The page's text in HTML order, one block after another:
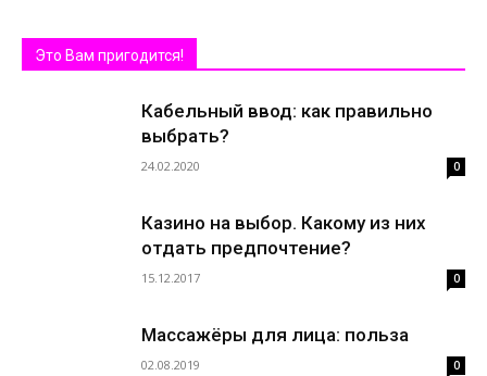
Это Вам пригодится!
Кабельный ввод: как правильно
выбрать?
24.02.2020 0
Казино на выбор. Какому из них
отдать предпочтение?
15.12.2017 0
Массажёры для лица: польза
02.08.2019 0